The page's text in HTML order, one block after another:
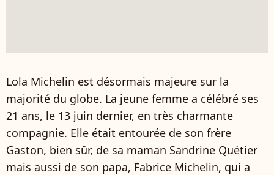
Lola Michelin est désormais majeure sur la
majorité du globe. La jeune femme a célébré ses
21 ans, le 13 juin dernier, en très charmante
compagnie. Elle était entourée de son frère
Gaston, bien sûr, de sa maman Sandrine Quétier
mais aussi de son papa, Fabrice Michelin, qui a